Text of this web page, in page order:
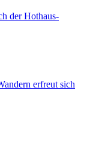
der Hothaus-
erfreut sich